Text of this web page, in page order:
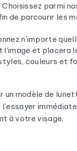
Choisissez parmi
de parcourir les
n'importe
et placera
couleurs et
modèle de
à votre visage.